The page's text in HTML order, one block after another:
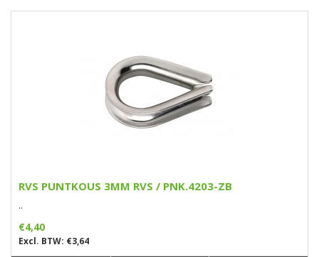
RVS PUNTKOUS 3MM RVS / PNK.4203-ZB
..
€4,40
Excl. BTW: €3,64